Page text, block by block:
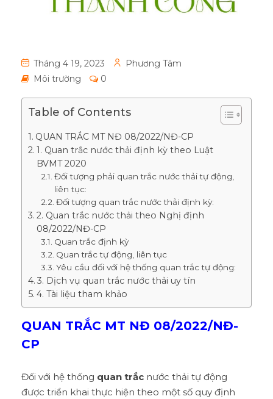
Tháng 4 19, 2023
Phương Tâm
Môi trường
0
Table of Contents
QUAN TRẮC MT NĐ 08/2022/NĐ-CP
1. Quan trắc nước thải định kỳ theo Luật
BVMT 2020
Đối tượng phải quan trắc nước thải tự động,
liên tục:
Đối tượng quan trắc nước thải định kỳ:
2. Quan trắc nước thải theo Nghị định
08/2022/NĐ-CP
Quan trắc định kỳ
Quan trắc tự động, liên tục
Yêu cầu đối với hệ thống quan trắc tự động:
3. Dịch vụ quan trắc nước thải uy tín
4. Tài liệu tham khảo
QUAN TRẮC MT NĐ 08/2022/NĐ-
CP
Đối với hệ thống quan trắc nước thải tự động
được triển khai thực hiện theo một số quy định